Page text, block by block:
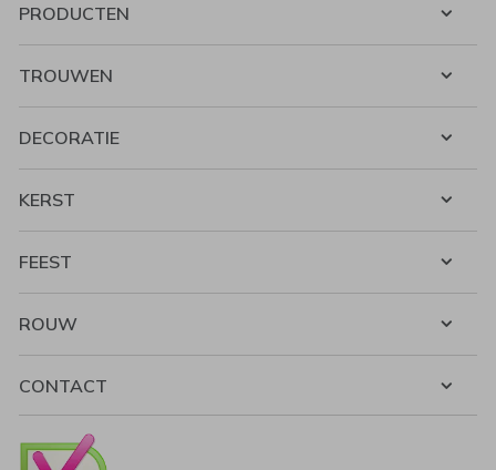
PRODUCTEN
TROUWEN
DECORATIE
KERST
FEEST
ROUW
CONTACT